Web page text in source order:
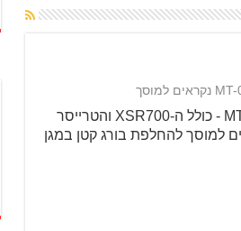
דגמי ה-MT-07 - כולל ה-XSR700 והטרייסר
למוסך להחלפת בורג קטן במגן